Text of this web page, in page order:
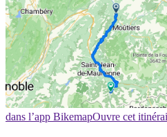
dans l’app BikemapOuvre cet